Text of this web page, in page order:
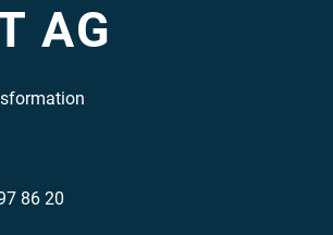
AG
86 20